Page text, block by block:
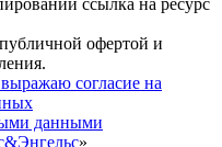
офертой и
согласие на
данными
»